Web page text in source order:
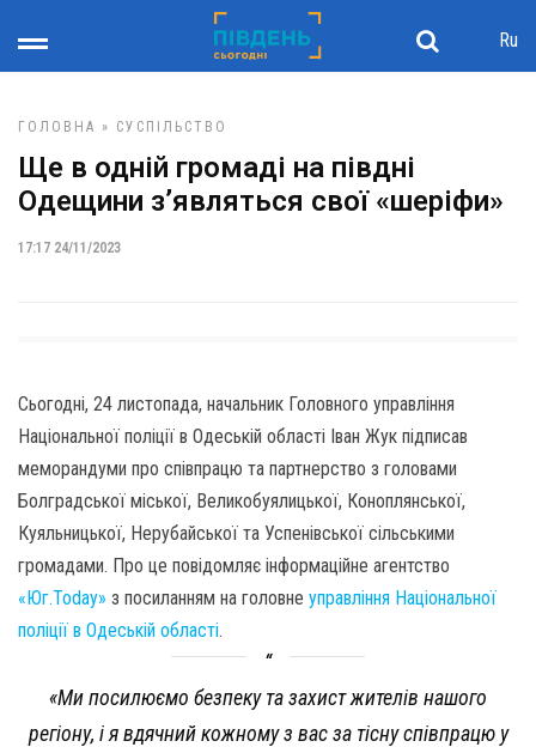
Ru
ГОЛОВНА » СУСПІЛЬСТВО
Ще в одній громаді на півдні
Одещини з’являться свої «шеріфи»
17:17 24/11/2023
Сьогодні, 24 листопада, начальник Головного управління
Національної поліції в Одеській області Іван Жук підписав
меморандуми про співпрацю та партнерство з головами
Болградської міської, Великобуялицької, Коноплянської,
Куяльницької, Нерубайської та Успенівської сільськими
громадами. Про це повідомляє інформаційне агентство
«Юг.Today» з посиланням на головне управління Національної
поліції в Одеській області.
«Ми посилюємо безпеку та захист жителів нашого
регіону, і я вдячний кожному з вас за тісну співпрацю у